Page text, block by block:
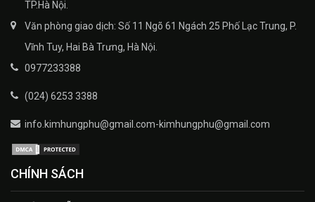
TP.Hà Nội.
Văn phòng giao dịch: Số 11 Ngõ 61 Ngách 25 Phố Lạc Trung, P.
Vĩnh Tuy, Hai Bà Trưng, Hà Nội.
0977233388
(024) 6253 3388
info.kimhungphu@gmail.com-kimhungphu@gmail.com
CHÍNH SÁCH